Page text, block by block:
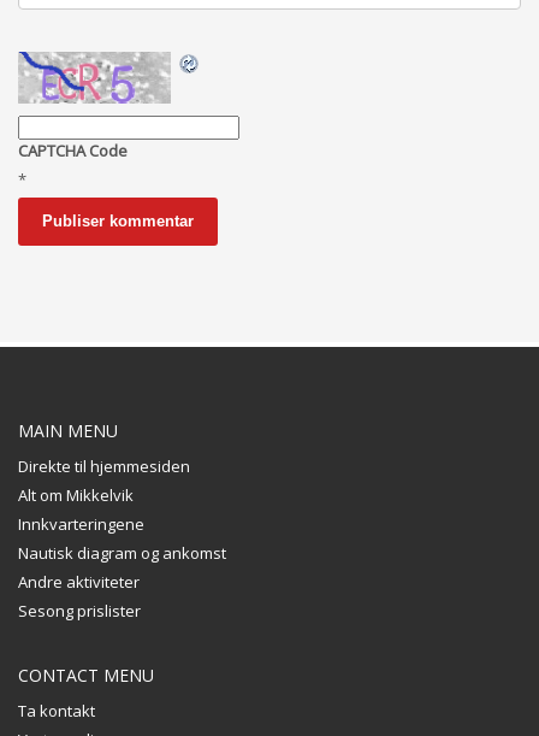
CAPTCHA Code
*
MAIN MENU
Direkte til hjemmesiden
Alt om Mikkelvik
Innkvarteringene
Nautisk diagram og ankomst
Andre aktiviteter
Sesong prislister
CONTACT MENU
Ta kontakt